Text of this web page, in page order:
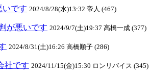
いです 2024/8/28(水)13:32 帝人 (467)
が悪いです 2024/9/7(土)19:37 高橋一成 (377)
2024/8/31(土)16:26 高橋順子 (286)
社です 2024/11/15(金)15:30 ロンリバイス (345)